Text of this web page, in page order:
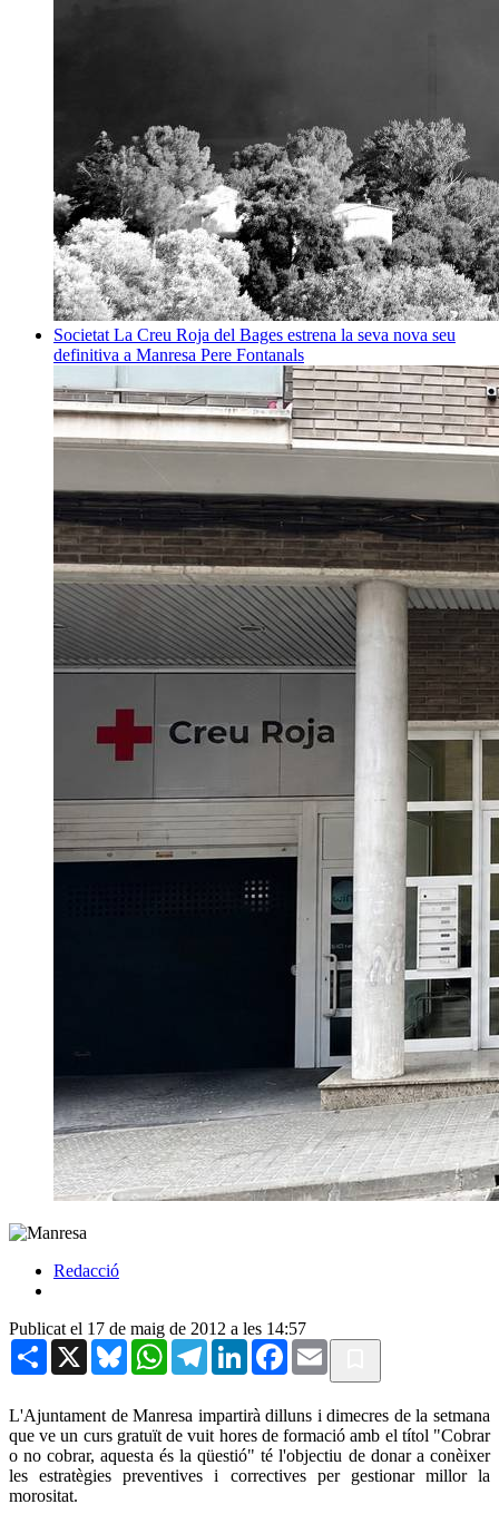
Societat La Creu Roja del Bages estrena la seva nova seu
definitiva a Manresa Pere Fontanals
Redacció
Publicat el 17 de maig de 2012 a les 14:57
Share X BlueskyWhatsAppTelegramLinkedInFacebook
Email
L'Ajuntament de Manresa impartirà dilluns i dimecres de la setmana
que ve un curs gratuït de vuit hores de formació amb el títol "Cobrar
o no cobrar, aquesta és la qüestió" té l'objectiu de donar a conèixer
les estratègies preventives i correctives per gestionar millor la
morositat.